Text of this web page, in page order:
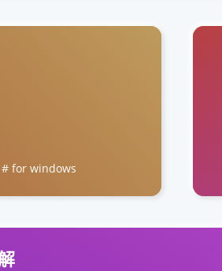
for windows